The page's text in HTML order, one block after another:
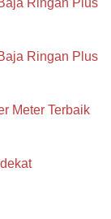
Ringan Plus
Meter Terbaik